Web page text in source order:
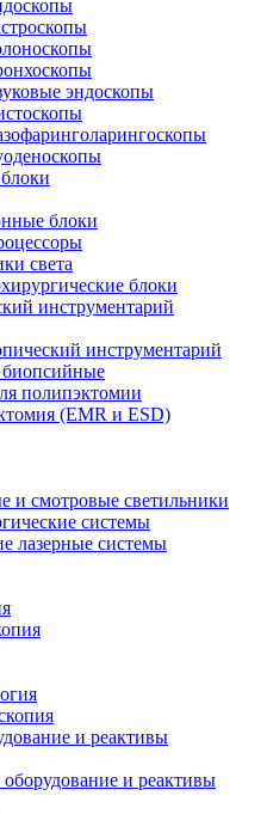
эндоскопы
блоки
света
блоки
инструментарий
инструментарий
полипэктомии
(EMR и ESD)
и смотровые светильники
системы
лазерные системы
и реактивы
и реактивы